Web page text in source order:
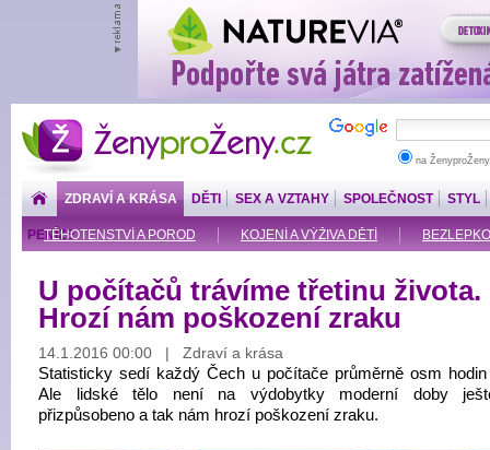
ŽenyproŽeny.cz
na
ZDRAVÍ A KRÁSA
TĚHOTENSTVÍ A POROD KOJENÍ A VÝŽIVA DĚTÍ
DĚTI SEX A VZTAHY SPOLEČNOST STYL
PENÍZE
U počítačů trávíme třetinu života.
Hrozí nám poškození zraku
14.1.2016 00:00 | Zdraví a krása
Statisticky sedí každý Čech u počítače průměrně osm hodin
Ale lidské tělo není na výdobytky moderní doby
přizpůsobeno a tak nám hrozí poškození zraku.